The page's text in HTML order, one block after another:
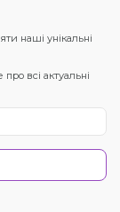
наші унікальні
всі актуальні